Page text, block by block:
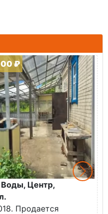
₽
Центр,
Продается